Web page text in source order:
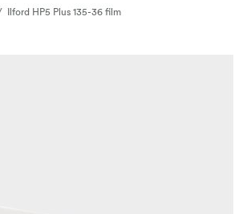
Ilford HP5 Plus 135-36 film